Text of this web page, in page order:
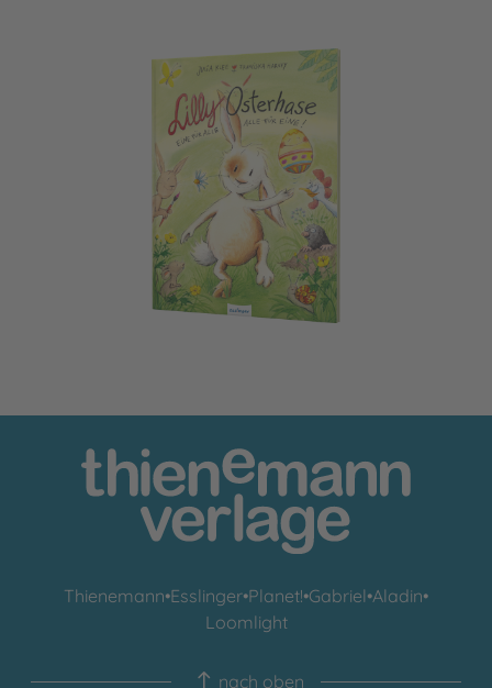
Lilly Osterhase: Eine für alle, alle für eine
Thienemann•Esslinger•Planet!•Gabriel•Aladin•
Loomlight
nach oben